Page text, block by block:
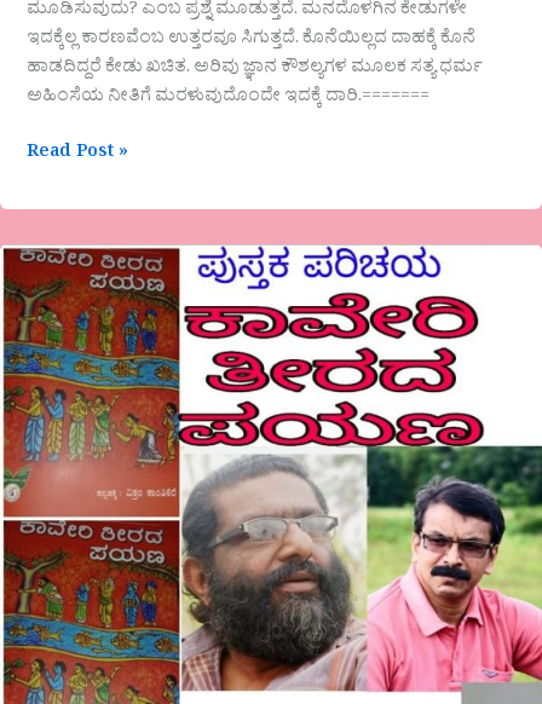
ಮೂಡಿಸುವುದು? ಎಂಬ ಪ್ರಶ್ನೆ ಮೂಡುತ್ತದೆ. ಮನದೊಳಗಿನ ಕೇಡುಗಳೇ
ಇದಕ್ಕೆಲ್ಲ ಕಾರಣವೆಂಬ ಉತ್ತರವೂ ಸಿಗುತ್ತದೆ. ಕೊನೆಯಿಲ್ಲದ ದಾಹಕ್ಕೆ ಕೊನೆ
ಹಾಡದಿದ್ದರೆ ಕೇಡು ಖಚಿತ. ಅರಿವು ಜ್ಞಾನ ಕೌಶಲ್ಯಗಳ ಮೂಲಕ ಸತ್ಯ ಧರ್ಮ
ಅಹಿಂಸೆಯ ನೀತಿಗೆ ಮರಳುವುದೊಂದೇ ಇದಕ್ಕೆ ದಾರಿ.=======
Read Post »